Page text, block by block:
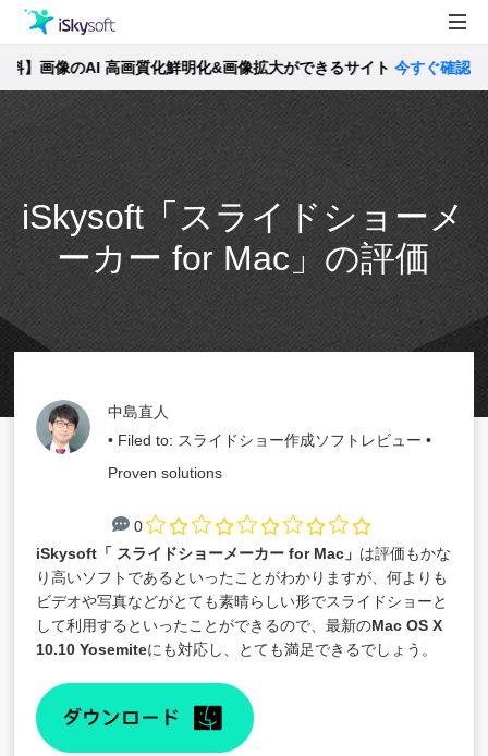
製品
Utility
製品活用事例
ストア
サポート
画像のAI 高画質化鮮明化&画像拡大ができるサイト今すぐ確認 >>
iSkysoft「スライドショーメ
ーカー for Mac」の評価
中島直人
• Filed to: スライドショー作成ソフトレビュー •
Proven solutions
0
iSkysoft「 スライドショーメーカー for Mac 」 は評価もかな
り高いソフトであるといったことがわかりますが、何よりも
ビデオや写真などがとても素晴らしい形でスライドショーと
して利用するといったことができるので、最新のMac OS X
10.10 Yosemiteにも対応し、とても満足できるでしょう。